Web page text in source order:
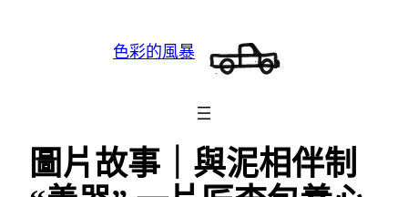
色彩的風暴
圖片故事｜與泥相伴制